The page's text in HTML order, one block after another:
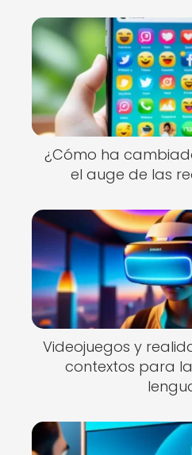
¿Cómo ha
el auge de las
Videojuegos y
contextos para